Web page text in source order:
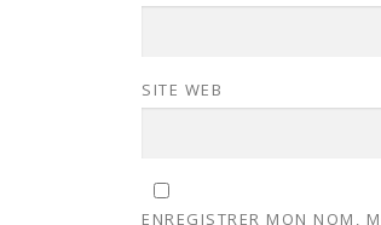
SITE WEB
ENREGISTRER MON NOM,